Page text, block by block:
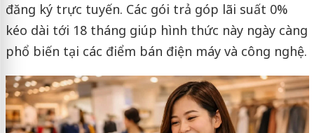
đăng ký trực tuyến. Các gói trả góp lãi suất 0%
kéo dài tới 18 tháng giúp hình thức này ngày càng
phổ biến tại các điểm bán điện máy và công nghệ.